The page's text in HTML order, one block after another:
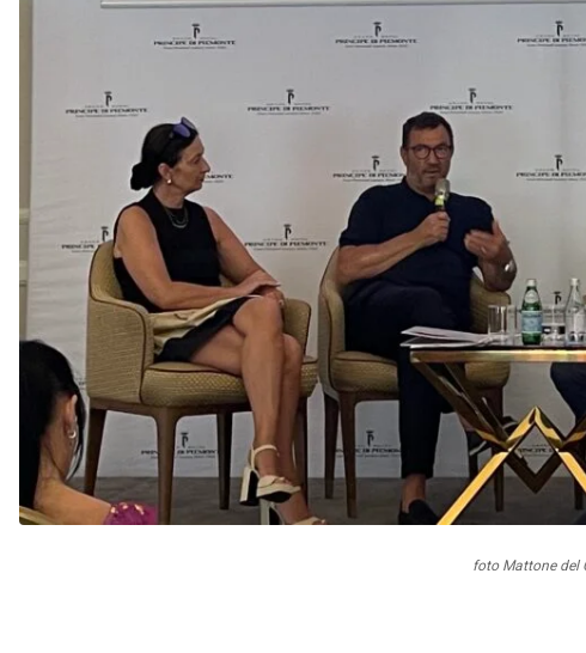
foto Mattone del